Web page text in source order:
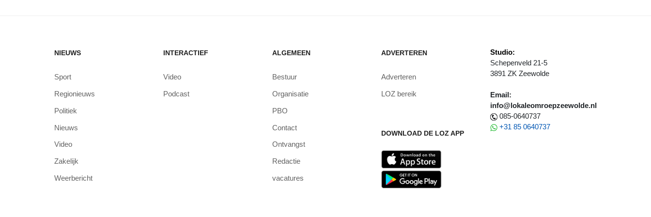
NIEUWS
Sport
Regionieuws
Politiek
Nieuws
Video
Zakelijk
Weerbericht
INTERACTIEF
Video
Podcast
ALGEMEEN
Bestuur
Organisatie
PBO
Contact
Ontvangst
Redactie
vacatures
ADVERTEREN
Adverteren
LOZ bereik
DOWNLOAD DE LOZ APP
Studio:
Schepenveld 21-5
3891 ZK Zeewolde
Email:
info@lokaleomroepzeewolde.nl
085-0640737
+31 85 0640737